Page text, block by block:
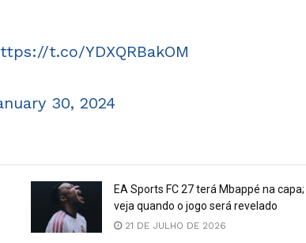
t.co/YDXQRBakOM
30, 2024
EA Sports FC 27 terá Mbappé na capa;
veja quando o jogo será revelado
21 DE JULHO DE 2026